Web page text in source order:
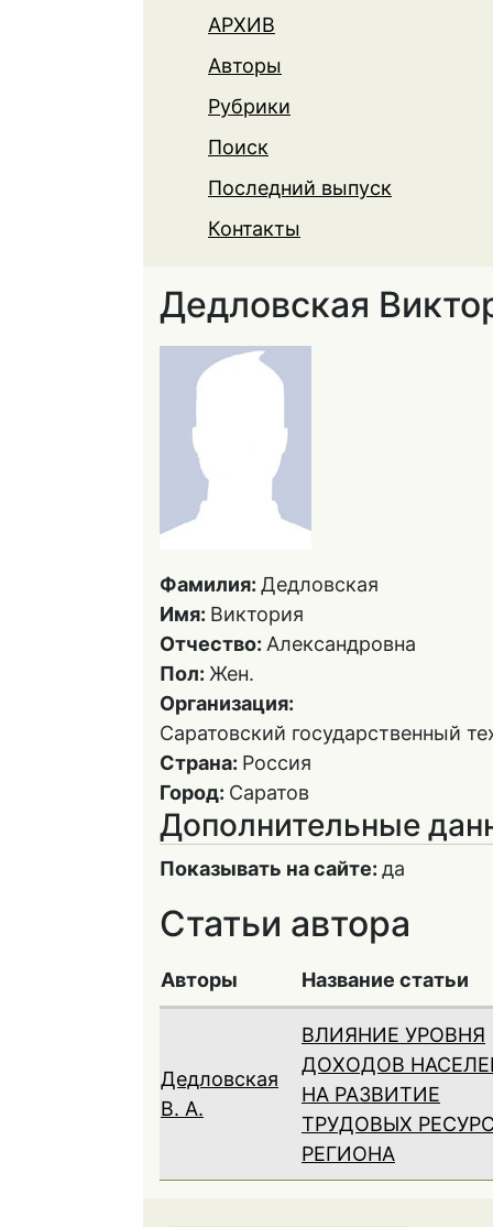
АРХИВ
Авторы
Рубрики
Поиск
Последний выпуск
Контакты
Дедловская
Фамилия: Дедловская
Имя: Виктория
Отчество: Александровна
Пол: Жен.
Организация:
Саратовский государственный
Страна: Россия
Город: Саратов
Дополнительные
Показывать на сайте: да
Статьи автора
Авторы Название статьи
Дедловская
В. А.
ВЛИЯНИЕ УРОВНЯ
ДОХОДОВ
НА РАЗВИТИЕ
ТРУДОВЫХ
РЕГИОНА